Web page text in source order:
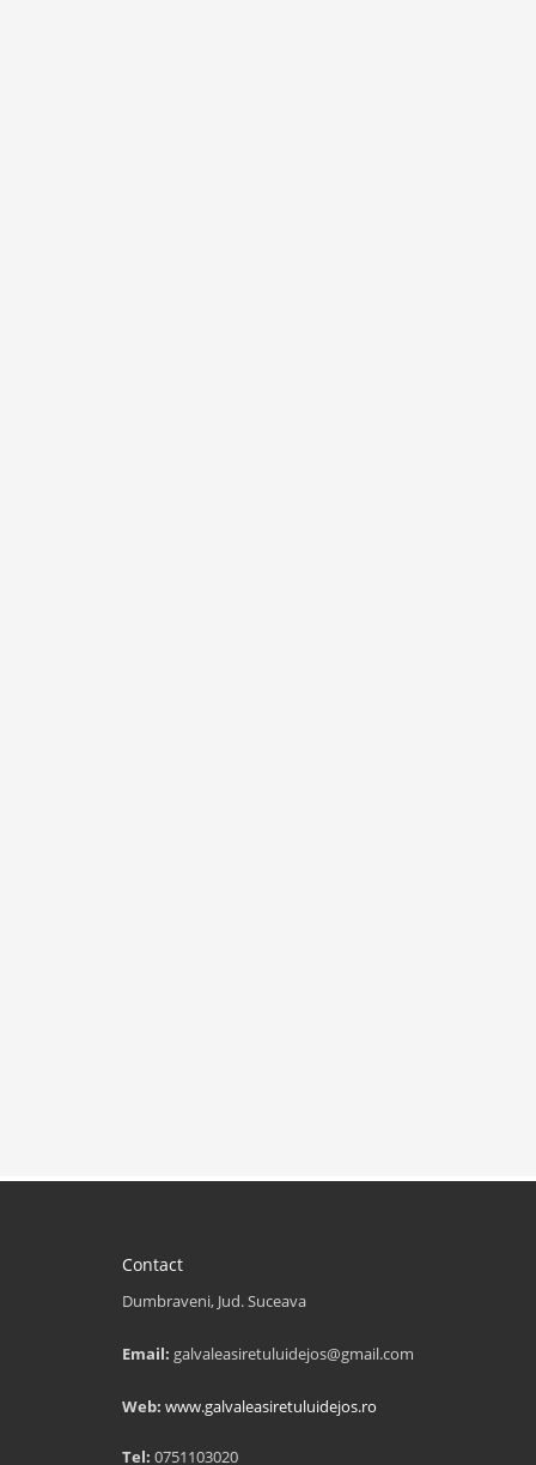
Contact
Dumbraveni, Jud. Suceava
Email: galvaleasiretuluidejos@gmail.com
Web: www.galvaleasiretuluidejos.ro
Tel: 0751103020